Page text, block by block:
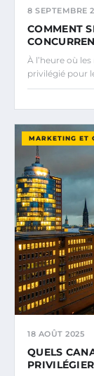
8 SEPTEMBRE
COMMENT
À l’heure où
privilégié pour
MARKETING ET
18 AOÛT 2025
QUELS